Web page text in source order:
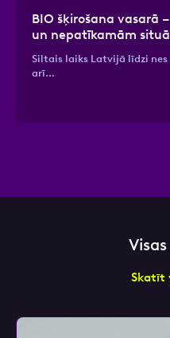
BIO šķirošana vasarā
un nepatīkamām
Siltais laiks Latvijā līdzi
arī…
Skatīt